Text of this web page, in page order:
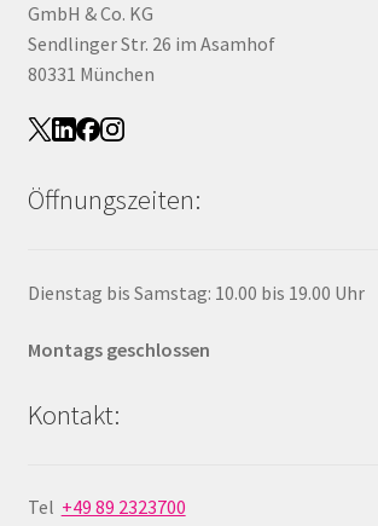
GmbH & Co. KG
Sendlinger Str. 26 im Asamhof
80331 München
Öffnungszeiten:
Dienstag bis Samstag: 10.00 bis 19.00 Uhr
Montags geschlossen
Kontakt:
Tel +49 89 2323700